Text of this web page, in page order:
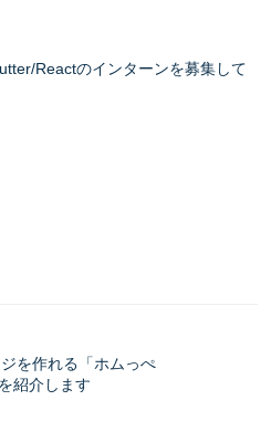
Reactのインターンを募集して
を作れる「ホムっぺ
紹介します